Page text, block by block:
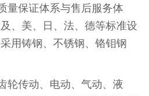
保证体系与售后服务体
、美、日、法、德等标准设
用铸钢、不锈钢、铬钼钢
传动、电动、气动、液